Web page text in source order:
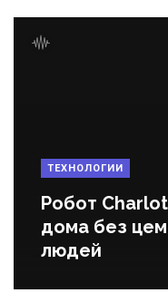
ТЕХНОЛОГИИ
Робот
дома без
людей